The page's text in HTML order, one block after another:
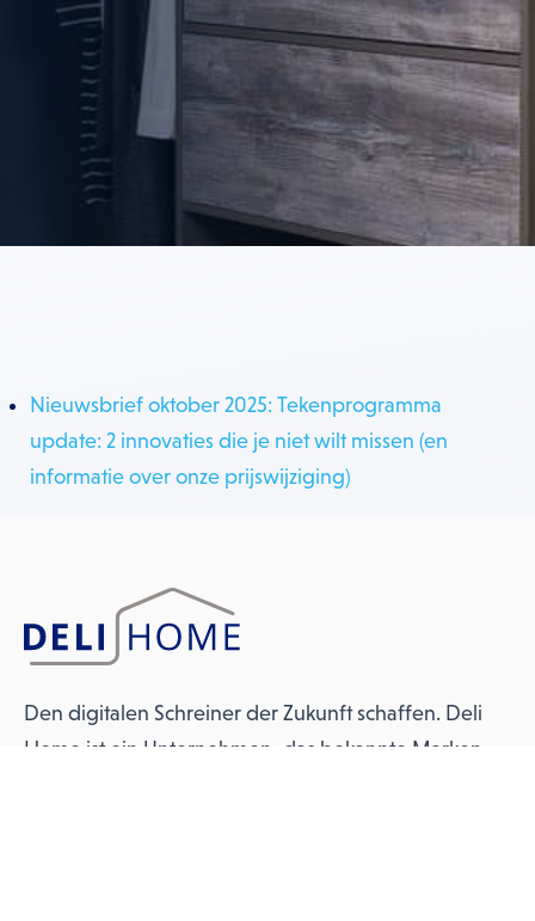
Nieuwsbrief oktober 2025: Tekenprogramma
update: 2 innovaties die je niet wilt missen (en
informatie over onze prijswijziging)
Den digitalen Schreiner der Zukunft schaffen. Deli
Home ist ein Unternehmen, das bekannte Marken